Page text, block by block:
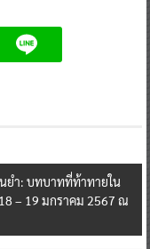
ยำ: บทบาทที่ท้าทายใน
– 19 มกราคม 2567 ณ